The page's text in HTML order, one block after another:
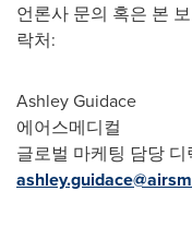
언론사 문의 혹은 본
락처:
Ashley Guidace
에어스메디컬
글로벌 마케팅 담당 디